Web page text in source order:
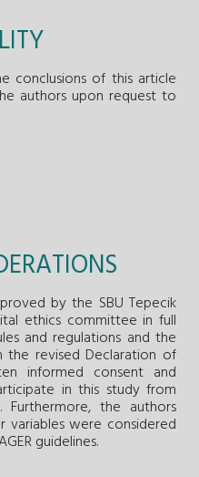
conclusions of this article
authors upon request to
by the SBU Tepecik
ethics committee in full
and regulations and the
the revised Declaration of
informed consent and
in this study from
the authors
variables were considered
guidelines.